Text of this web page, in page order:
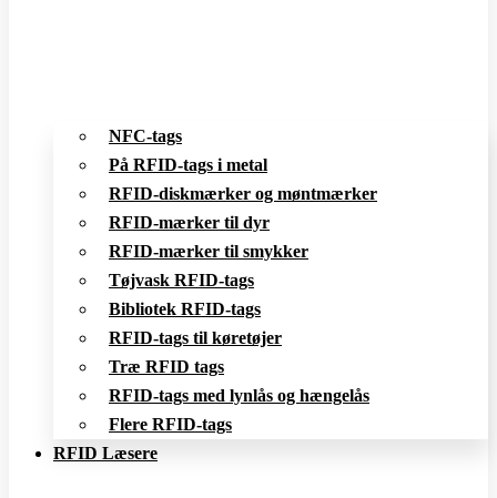
NFC-tags
På RFID-tags i metal
RFID-diskmærker og møntmærker
RFID-mærker til dyr
RFID-mærker til smykker
Tøjvask RFID-tags
Bibliotek RFID-tags
RFID-tags til køretøjer
Træ RFID tags
RFID-tags med lynlås og hængelås
Flere RFID-tags
RFID Læsere